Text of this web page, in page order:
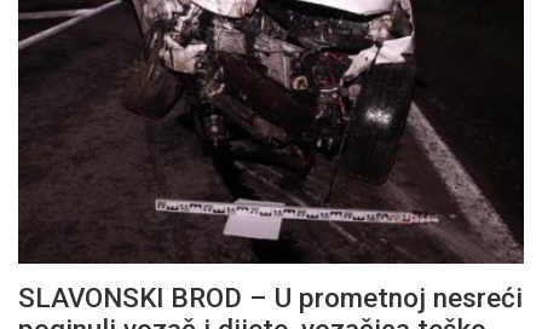
SLAVONSKI BROD – U prometnoj nesreći